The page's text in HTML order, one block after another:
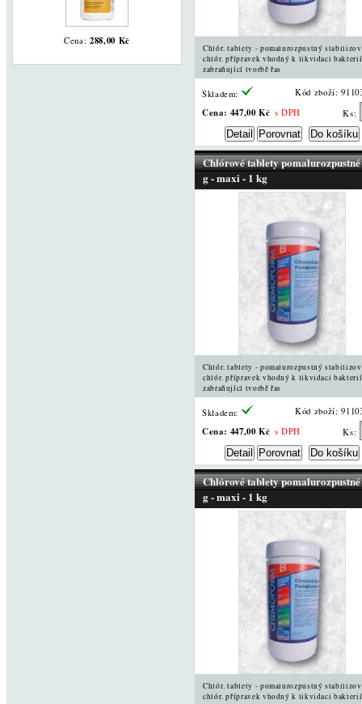
Cena:288,00 Kč
Chlór. tablety - pomalurozpustný
chlór. přípravek vhodný k likvidaci
zabraňující tvorbě řas
Skladem: Kód zboží:
Cena: 447,00 Kč s DPH Ks:
Chlórové tablety
g - maxi - 1 kg
Chlór. tablety - pomalurozpustný
chlór. přípravek vhodný k likvidaci
zabraňující tvorbě řas
Skladem: Kód zboží:
Cena: 447,00 Kč s DPH Ks:
Chlórové tablety
g - maxi - 1 kg
Chlór. tablety - pomalurozpustný
chlór. přípravek vhodný k likvidaci